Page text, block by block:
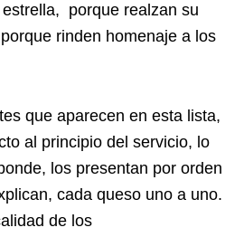
porque realzan su
rinden homenaje a los
que aparecen en esta lista,
al principio del servicio, lo
los presentan por orden
cada queso uno a uno.
de los